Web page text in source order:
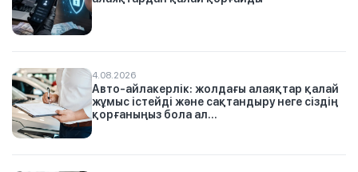
4.08.2026
Авто-айлакерлік: жолдағы алаяқтар қалай
жұмыс істейді және сақтандыру неге сіздің
қорғаныңыз бола ал...